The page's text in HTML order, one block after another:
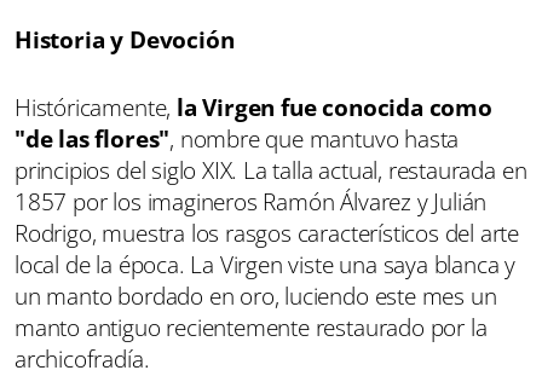
Historia y Devoción
Históricamente, la Virgen fue conocida como
"de las flores", nombre que mantuvo hasta
principios del siglo XIX. La talla actual, restaurada en
1857 por los imagineros Ramón Álvarez y Julián
Rodrigo, muestra los rasgos característicos del arte
local de la época. La Virgen viste una saya blanca y
un manto bordado en oro, luciendo este mes un
manto antiguo recientemente restaurado por la
archicofradía.